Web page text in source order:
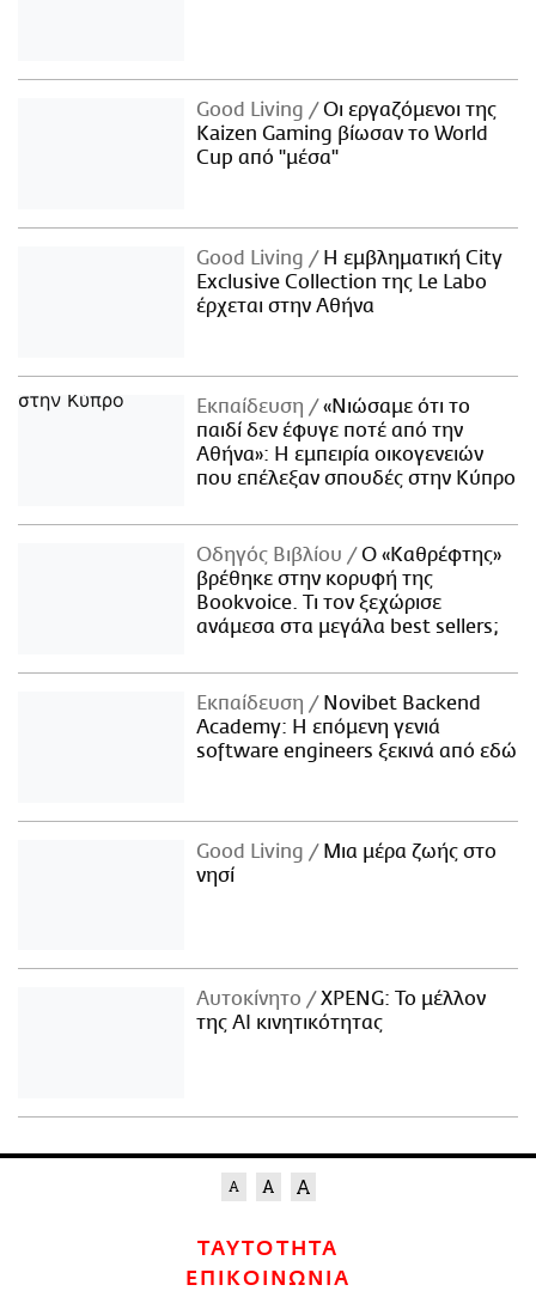
Good Living
Οι εργαζόμενοι της
Kaizen Gaming βίωσαν το World
Cup από "μέσα"
Good Living
Η εμβληματική City
Exclusive Collection της Le Labo
έρχεται στην Αθήνα
Εκπαίδευση
«Νιώσαμε ότι το
παιδί δεν έφυγε ποτέ από την
Αθήνα»: Η εμπειρία οικογενειών
που επέλεξαν σπουδές στην Κύπρο
Οδηγός Βιβλίου
Ο «Καθρέφτης»
βρέθηκε στην κορυφή της
Bookvoice. Τι τον ξεχώρισε
ανάμεσα στα μεγάλα best sellers;
Εκπαίδευση
Novibet Backend
Academy: Η επόμενη γενιά
software engineers ξεκινά από εδώ
Good Living
Μια μέρα ζωής στο
νησί
Αυτοκίνητο
XPENG: Το μέλλον
της AI κινητικότητας
ΤΑΥΤΟΤΗΤΑ
ΕΠΙΚΟΙΝΩΝΙΑ